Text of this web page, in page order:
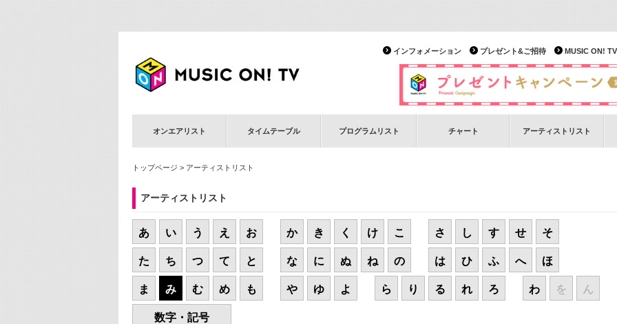
MUSIC ON!
プレゼント&ご招待
インフォメーション
オンエアリスト タイムテーブル プログラムリスト チャート アーティストリスト
トップページ > アーティストリスト
アーティストリスト
あ い う え お か き く け こ さ し す せ そ
た ち つ て と な に ぬ ね の は ひ ふ へ ほ
ま み む め も や ゆ よ ら り る れ ろ わ を ん
数字・記号